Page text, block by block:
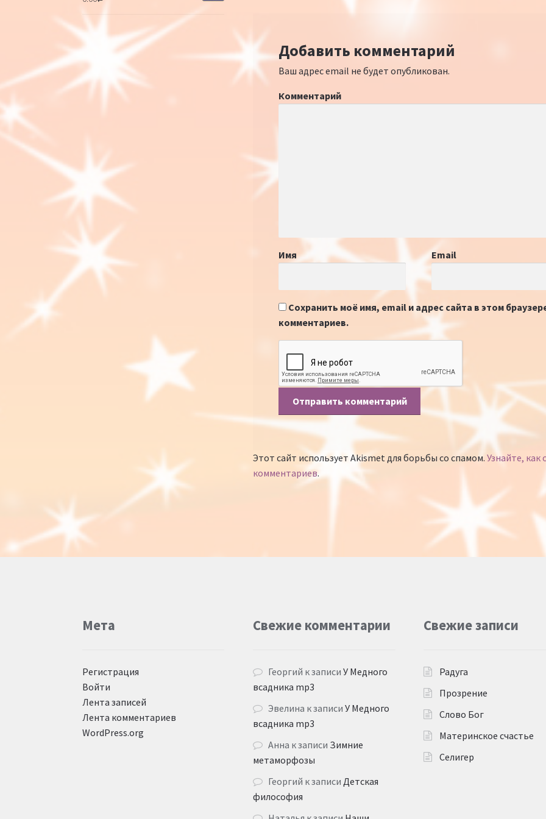
Добавить комментарий
Ваш адрес email не будет опубликован.
Комментарий
Имя Email
Сохранить моё имя, email и адрес сайта в этом
комментариев.
Этот сайт использует Akismet для борьбы со спамом.Узнайте,
комментариев.
Мета
Регистрация
Войти
Лента записей
Лента комментариев
WordPress.org
Свежие комментарии
Георгий к записи У Медного
всадника mp3
Эвелина к записи У Медного
всадника mp3
Анна к записи Зимние
метаморфозы
Георгий к записи Детская
философия
Свежие записи
Радуга
Прозрение
Слово Бог
Материнское счастье
Селигер